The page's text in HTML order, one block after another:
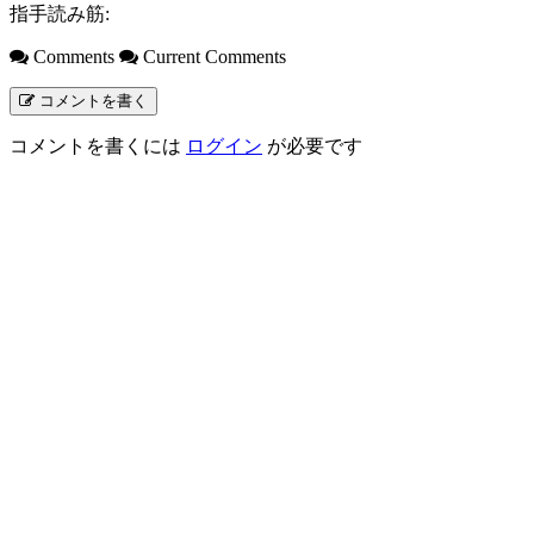
指手読み筋:
Comments Current Comments
コメントを書く
コメントを書くには ログイン が必要です